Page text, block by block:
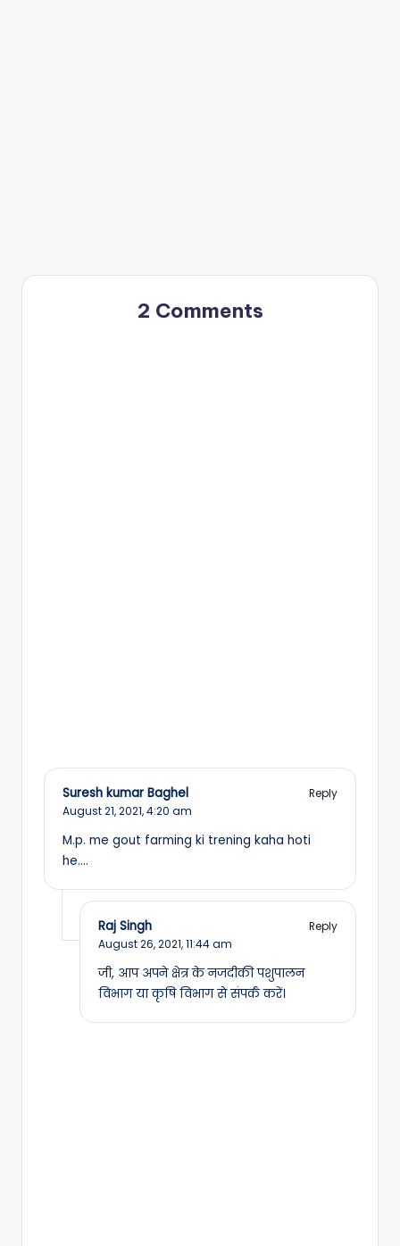
2 Comments
Suresh kumar Baghel
Reply
August 21, 2021,4:20 am
M.p. me gout farming ki trening kaha hoti
he….
Raj Singh
Reply
August 26, 2021,11:44 am
जी, आप अपने क्षेत्र के नजदीकी पशुपालन
विभाग या कृषि विभाग से संपर्कं करें।